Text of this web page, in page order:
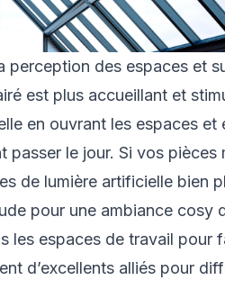
perception des espaces et
est plus accueillant et
en ouvrant les espaces et
passer le jour. Si vos pièces
de lumière artificielle bien
pour une ambiance cosy
les espaces de travail pour
d’excellents alliés pour